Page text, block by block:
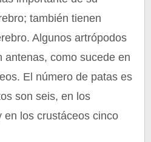
también tienen
Algunos artrópodos
antenas, como sucede en
El número de patas es
son seis, en los
en los crustáceos cinco